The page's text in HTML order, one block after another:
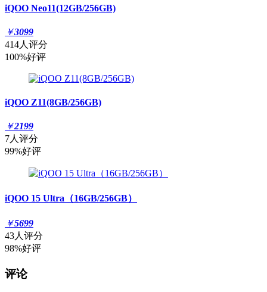
iQOO Neo11(12GB/256GB)
￥3099
414人评分
100%好评
iQOO Z11(8GB/256GB)
￥2199
7人评分
99%好评
iQOO 15 Ultra（16GB/256GB）
￥5699
43人评分
98%好评
评论